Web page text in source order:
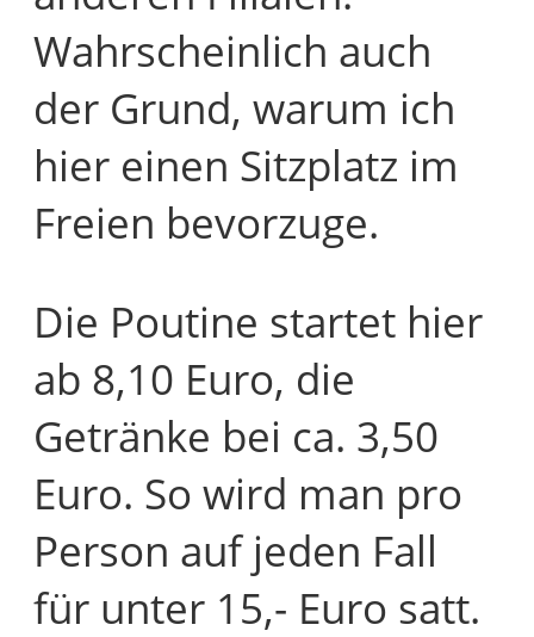
Wahrscheinlich auch
der Grund, warum ich
hier einen Sitzplatz im
Freien bevorzuge.
Die Poutine startet hier
ab 8,10 Euro, die
Getränke bei ca. 3,50
Euro. So wird man pro
Person auf jeden Fall
für unter 15,- Euro satt.